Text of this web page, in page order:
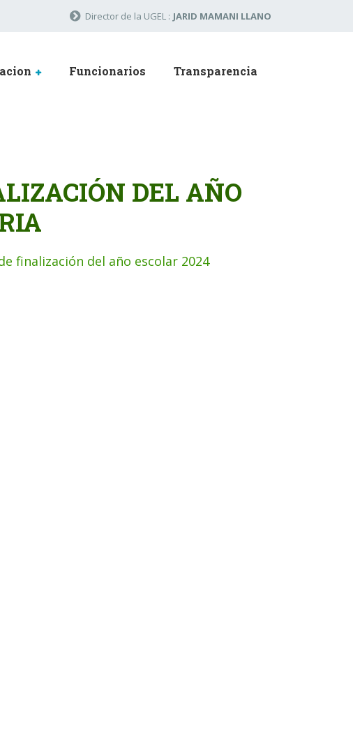
Director de la UGEL : JARID MAMANI LLANO
Funcionarios Transparencia
DEL AÑO
finalización del año escolar 2024